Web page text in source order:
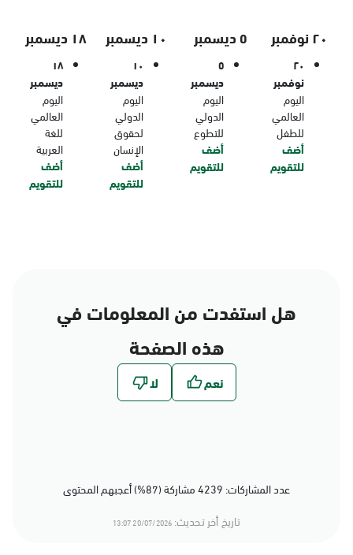
٢٠ نوفمبر
٢٠
نوفمبر
اليوم
العالمي
للطفل
أضف
للتقويم
٥ ديسمبر
٥
ديسمبر
اليوم
الدولي
للتطوع
أضف
للتقويم
١٠ ديسمبر
١٠
ديسمبر
اليوم
الدولي
لحقوق
الإنسان
أضف
للتقويم
١٨ ديسمبر
١٨
ديسمبر
اليوم
العالمي
للغة
العربية
أضف
للتقويم
هل استفدت من المعلومات في
هذه الصفحة
عدد المشاركات: 4239 مشاركة (87%) أعجبهم المحتوى
تاريخ أخر تحديث: 20/07/2026 13:07